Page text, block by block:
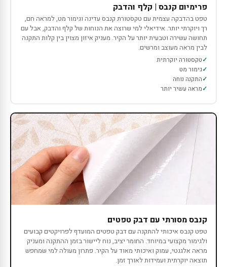
פרימיום קנבס | קלף והדבק
טפט בהדבקה עצמית עם טקסטורת קנבס עדינה וגימור מט, למראה חם,
רך ויוקרתי יותר. אידיאלי למי שרוצה את הנוחות של קלף והדבק, אבל עם
תחושה עשירה וטבעית יותר על הקיר. מעניק איזון מצוין בין קלות התקנה
לבין מראה מעוצב ומרשים.
טקסטורה יוקרתית
גימור מט
התקנה נוחה
מראה עשיר יותר
קנבס מסורתי עם דבק טפטים
טפט קנבס איכותי להתקנה עם דבק טפטים המועדף לפרויקטים קבועים
ולגימור מקצועי במיוחד. החומר יציב, נוח ליישור בזמן ההתקנה ומעניק
מראה אלגנטי, עמוק ואיכותי מאוד על הקיר. פתרון מעולה למי שמחפש
תוצאה יוקרתית ועמידות לאורך זמן.